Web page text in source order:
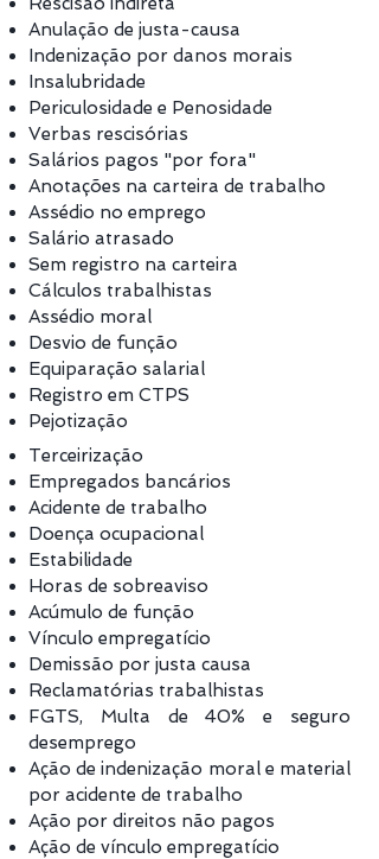
Anulação de justa-causa
Indenização por danos morais
Insalubridade
Periculosidade e Penosidade
Verbas rescisórias
Salários pagos "por fora"
Anotações na carteira de trabalho
Assédio no emprego
Salário atrasado
Sem registro na carteira
Cálculos trabalhistas
Assédio moral
Desvio de função
Equiparação salarial
Registro em CTPS
Pejotização
Terceirização
Empregados bancários
Acidente de trabalho
Doença ocupacional
Estabilidade
Horas de sobreaviso
Acúmulo de função
Vínculo empregatício
Demissão por justa causa
Reclamatórias trabalhistas
FGTS, Multa de 40% e seguro
desemprego
Ação de indenização moral e material
por acidente de trabalho
Ação por direitos não pagos
Ação de vínculo empregatício